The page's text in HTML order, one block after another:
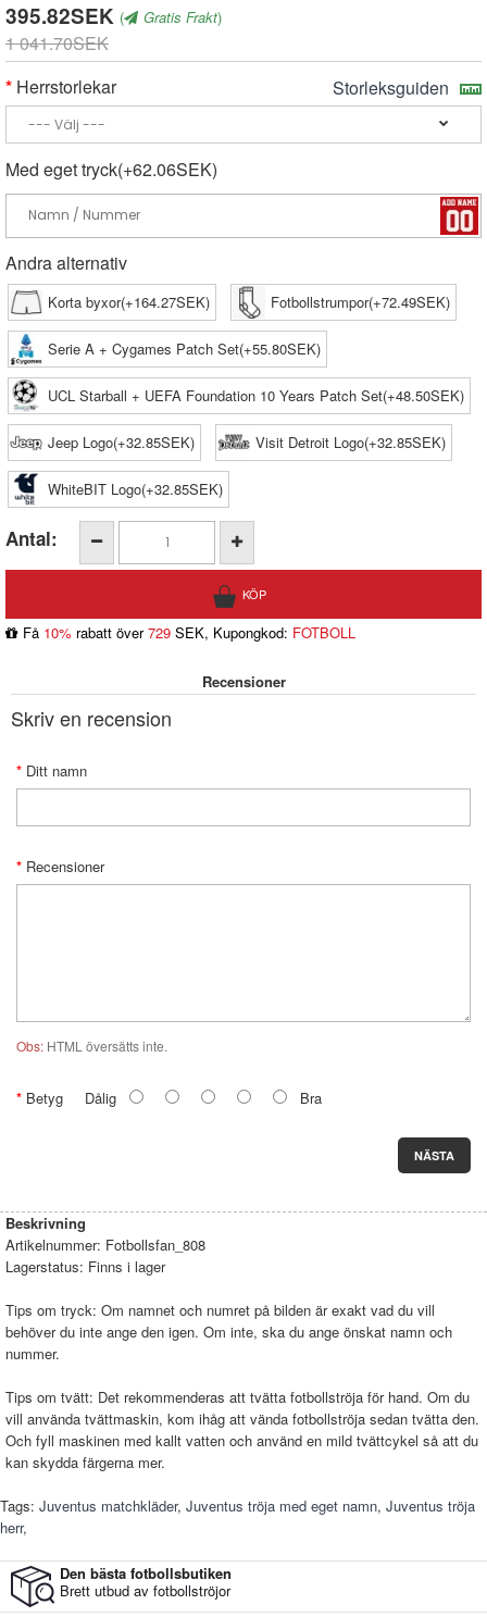
395.82SEK ( Gratis Frakt)
1 041.70SEK
Herrstorlekar
Storleksguiden
Med eget tryck(+62.06SEK)
Andra alternativ
Korta byxor(+164.27SEK) Fotbollstrumpor(+72.49SEK)
Serie A + Cygames Patch Set(+55.80SEK)
UCL Starball + UEFA Foundation 10 Years Patch Set(+48.50SEK)
Jeep Logo(+32.85SEK) Visit Detroit Logo(+32.85SEK)
WhiteBIT Logo(+32.85SEK)
Antal:
Få 10% rabatt över729 SEK, Kupongkod: FOTBOLL
Recensioner
Skriv en recension
Ditt namn
Recensioner
Obs: HTML översätts inte.
Betyg Dålig Bra
NÄSTA
Beskrivning
Artikelnummer: Fotbollsfan_808
Lagerstatus: Finns i lager
Tips om tryck: Om namnet och numret på bilden är exakt vad du vill
behöver du inte ange den igen. Om inte, ska du ange önskat namn och
nummer.
Tips om tvätt: Det rekommenderas att tvätta fotbollströja för hand. Om du
vill använda tvättmaskin, kom ihåg att vända fotbollströja sedan tvätta den.
Och fyll maskinen med kallt vatten och använd en mild tvättcykel så att du
kan skydda färgerna mer.
Tags: Juventus matchkläder, Juventus tröja med eget namn, Juventus tröja
herr,
Den bästa fotbollsbutiken
Brett utbud av fotbollströjor